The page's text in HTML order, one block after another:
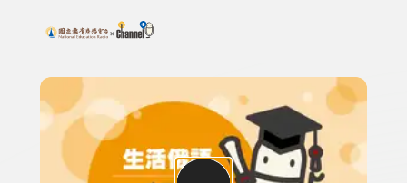
上方功能區塊
搜尋關鍵字：可輸入節目名稱、主持人或關鍵字